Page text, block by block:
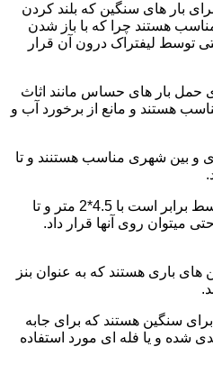
بار های سنگین که بلند کردن
هستند چرا که با باز شدن
توسط لیفتراک درون آن قرار
حمل بار های حساس مانند اثاث
هستند و مانع از برخورد آب و
و بین شهری مناسب هستنند و تا
ابعاد بارگیر خاور ها به طور متوسط برابر است با 4.5*2 متر و تا
باری هستند که به عنوان بنز
سنگین هستند که برای جابه
شده و یا فله ای مورد استفاده